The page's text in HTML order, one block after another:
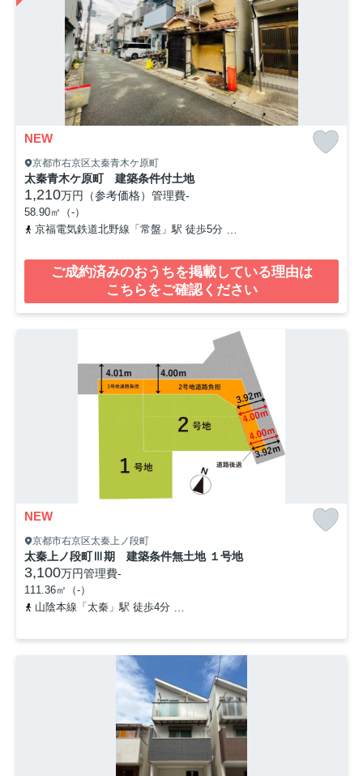
NEW
京都市右京区太秦青木ケ原町
太秦青木ケ原町 建築条件付土地
1,210万円（参考価格） 管理費-
58.90㎡（-）
京福電気鉄道北野線「常盤」駅 徒歩5分
ご成約済みのおうちを掲載している理由は
こちらをご確認ください
NEW
京都市右京区太秦上ノ段町
太秦上ノ段町Ⅲ期 建築条件無土地 １号地
3,100万円管理費-
111.36㎡（-）
山陰本線「太秦」駅 徒歩4分